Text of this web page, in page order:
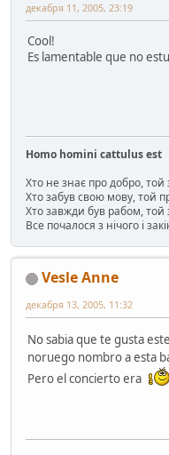
декабря 11, 2005, 23:19
Cool!
Es lamentable que no
Homo homini cattulus est
Хто не знає про добро,
Хто забув свою мову, той
Хто завжди був рабом,
Все почалося з нічого і
Vesle Anne
декабря 13, 2005, 11:32
No sabia que te gusta
noruego nombro a esta
Pero el concierto era